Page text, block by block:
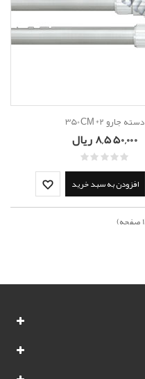
دسته جارو 2*350CM
8,550,000 ریال
افزودن به سبد خرید